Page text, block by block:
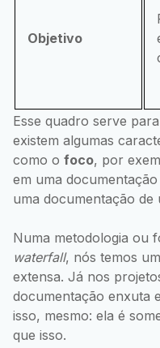
Objetivo
Esse quadro serve
existem algumas
como o foco, por
em uma
uma documentação de
Numa metodologia ou
waterfall, nós temos
extensa. Já nos
documentação enxuta
isso, mesmo: ela é
que isso.